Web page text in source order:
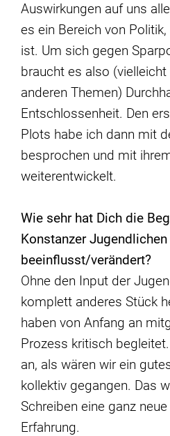
Auswirkungen auf uns
es ein Bereich von
ist. Um sich gegen
braucht es also
anderen Themen)
Entschlossenheit. Den
Plots habe ich dann mit
besprochen und mit
weiterentwickelt.
Wie sehr hat Dich die
Konstanzer Jugendlichen
beeinflusst/verändert?
Ohne den Input der
komplett anderes Stück
haben von Anfang an
Prozess kritisch
an, als wären wir ein
kollektiv gegangen. Das
Schreiben eine ganz
Erfahrung.